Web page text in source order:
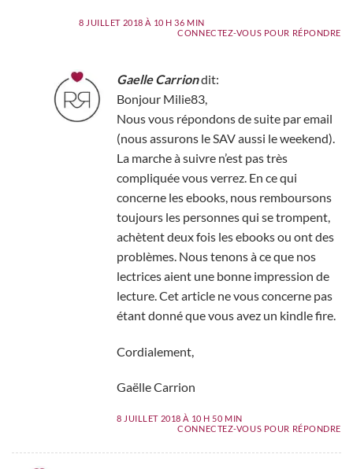
8 JUILLET 2018 À 10 H 36 MIN
CONNECTEZ-VOUS POUR RÉPONDRE
Gaelle Carriondit:
Bonjour Milie83,
Nous vous répondons de suite par email
(nous assurons le SAV aussi le weekend).
La marche à suivre n’est pas très
compliquée vous verrez. En ce qui
concerne les ebooks, nous remboursons
toujours les personnes qui se trompent,
achètent deux fois les ebooks ou ont des
problèmes. Nous tenons à ce que nos
lectrices aient une bonne impression de
lecture. Cet article ne vous concerne pas
étant donné que vous avez un kindle fire.
Cordialement,
Gaëlle Carrion
8 JUILLET 2018 À 10 H 50 MIN
CONNECTEZ-VOUS POUR RÉPONDRE